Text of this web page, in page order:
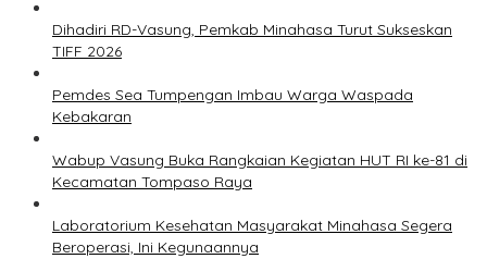
Dihadiri RD-Vasung, Pemkab Minahasa Turut Sukseskan
TIFF 2026
Pemdes Sea Tumpengan Imbau Warga Waspada
Kebakaran
Wabup Vasung Buka Rangkaian Kegiatan HUT RI ke-81 di
Kecamatan Tompaso Raya
Laboratorium Kesehatan Masyarakat Minahasa Segera
Beroperasi, Ini Kegunaannya